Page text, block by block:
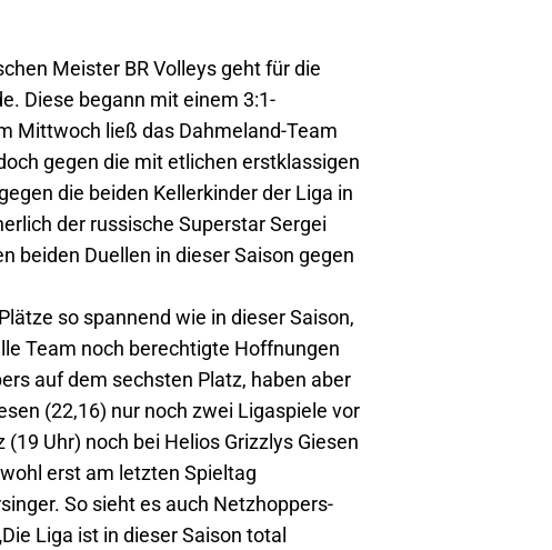
Meister BR Volleys geht für die
Diese begann mit einem 3:1-
Mittwoch ließ das Dahmeland-Team
gegen die mit etlichen erstklassigen
die beiden Kellerkinder der Liga in
der russische Superstar Sergei
beiden Duellen in dieser Saison gegen
so spannend wie in dieser Saison,
Team noch berechtigte Hoffnungen
auf dem sechsten Platz, haben aber
(22,16) nur noch zwei Ligaspiele vor
Uhr) noch bei Helios Grizzlys Giesen
erst am letzten Spieltag
So sieht es auch Netzhoppers-
Liga ist in dieser Saison total